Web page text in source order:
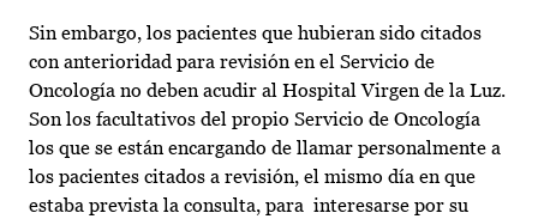
Sin embargo, los pacientes que hubieran sido citados
con anterioridad para revisión en el Servicio de
Oncología no deben acudir al Hospital Virgen de la Luz.
Son los facultativos del propio Servicio de Oncología
los que se están encargando de llamar personalmente a
los pacientes citados a revisión, el mismo día en que
estaba prevista la consulta, para interesarse por su